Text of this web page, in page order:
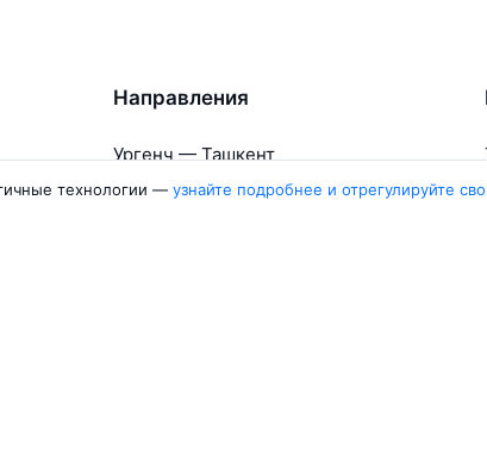
Направления
Ургенч — Ташкент
Термез — Ташкент
технологии — узнайте подробнее и отрегулируйте